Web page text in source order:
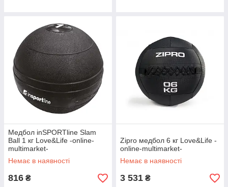
Медбол inSPORTline Slam
Ball 1 кг Love&Life -online-
multimarket-
Немає в наявності
816 ₴
Zipro медбол 6 кг Love&Life -
online-multimarket-
Немає в наявності
3 531 ₴